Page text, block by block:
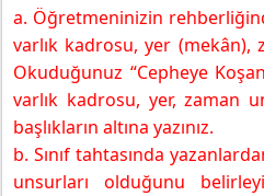
a. Öğretmeninizin
varlık kadrosu, yer (mekân),
Okuduğunuz “Cepheye
varlık kadrosu, yer, zaman
başlıkların altına yazınız.
b. Sınıf tahtasında
unsurları olduğunu